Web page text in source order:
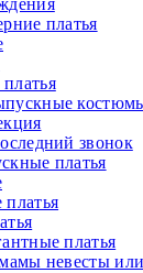
платья
звонок
платья
платья
невесты